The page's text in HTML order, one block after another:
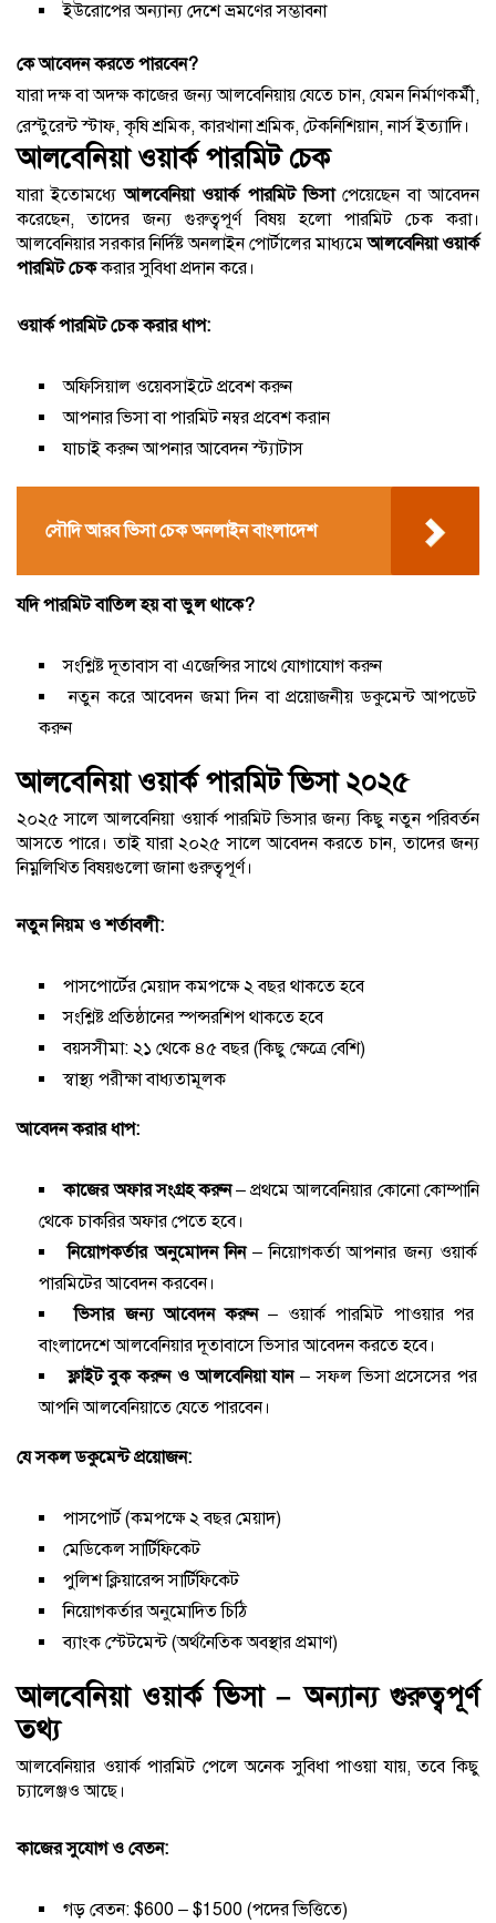
ইউরোপের অন্যান্য দেশে ভ্রমণের সম্ভাবনা
কে আবেদন করতে পারবেন?
যারা দক্ষ বা অদক্ষ কাজের জন্য আলবেনিয়ায় যেতে চান, যেমন নির্মাণকর্মী,
রেস্টুরেন্ট স্টাফ, কৃষি শ্রমিক, কারখানা শ্রমিক, টেকনিশিয়ান, নার্স ইত্যাদি।
আলবেনিয়া ওয়ার্ক পারমিট চেক
যারা ইতোমধ্যেআলবেনিয়া ওয়ার্ক পারমিট ভিসাপেয়েছেন বা আবেদন
করেছেন, তাদের জন্য গুরুত্বপূর্ণ বিষয় হলো পারমিট চেক করা।
আলবেনিয়ার সরকার নির্দিষ্ট অনলাইন পোর্টালের মাধ্যমেআলবেনিয়া ওয়ার্ক
পারমিট চেককরার সুবিধা প্রদান করে।
ওয়ার্ক পারমিট চেক করার ধাপ:
অফিসিয়াল ওয়েবসাইটে প্রবেশ করুন
আপনার ভিসা বা পারমিট নম্বর প্রবেশ করান
যাচাই করুন আপনার আবেদন স্ট্যাটাস
সৌদি আরব ভিসা চেক অনলাইন বাংলাদেশ
যদি পারমিট বাতিল হয় বা ভুল থাকে?
সংশ্লিষ্ট দূতাবাস বা এজেন্সির সাথে যোগাযোগ করুন
নতুন করে আবেদন জমা দিন বা প্রয়োজনীয় ডকুমেন্ট আপডেট
করুন
আলবেনিয়া ওয়ার্ক পারমিট ভিসা ২০২৫
২০২৫ সালে আলবেনিয়া ওয়ার্ক পারমিট ভিসার জন্য কিছু নতুন পরিবর্তন
আসতে পারে। তাই যারা ২০২৫ সালে আবেদন করতে চান, তাদের জন্য
নিম্নলিখিত বিষয়গুলো জানা গুরুত্বপূর্ণ।
নতুন নিয়ম ও শর্তাবলী:
পাসপোর্টের মেয়াদ কমপক্ষে ২ বছর থাকতে হবে
সংশ্লিষ্ট প্রতিষ্ঠানের স্পন্সরশিপ থাকতে হবে
বয়সসীমা: ২১ থেকে ৪৫ বছর (কিছু ক্ষেত্রে বেশি)
স্বাস্থ্য পরীক্ষা বাধ্যতামূলক
আবেদন করার ধাপ:
কাজের অফার সংগ্রহ করুন– প্রথমে আলবেনিয়ার কোনো কোম্পানি
থেকে চাকরির অফার পেতে হবে।
নিয়োগকর্তার অনুমোদন নিন– নিয়োগকর্তা আপনার জন্য ওয়ার্ক
পারমিটের আবেদন করবেন।
ভিসার জন্য আবেদন করুন– ওয়ার্ক পারমিট পাওয়ার পর
বাংলাদেশে আলবেনিয়ার দূতাবাসে ভিসার আবেদন করতে হবে।
ফ্লাইট বুক করুন ও আলবেনিয়া যান– সফল ভিসা প্রসেসের পর
আপনি আলবেনিয়াতে যেতে পারবেন।
যে সকল ডকুমেন্ট প্রয়োজন:
পাসপোর্ট (কমপক্ষে ২ বছর মেয়াদ)
মেডিকেল সার্টিফিকেট
পুলিশ ক্লিয়ারেন্স সার্টিফিকেট
নিয়োগকর্তার অনুমোদিত চিঠি
ব্যাংক স্টেটমেন্ট (অর্থনৈতিক অবস্থার প্রমাণ)
আলবেনিয়া ওয়ার্ক ভিসা – অন্যান্য গুরুত্বপূর্ণ
তথ্য
আলবেনিয়ার ওয়ার্ক পারমিট পেলে অনেক সুবিধা পাওয়া যায়, তবে কিছু
চ্যালেঞ্জও আছে।
কাজের সুযোগ ও বেতন:
গড় বেতন: $600 – $1500 (পদের ভিত্তিতে)